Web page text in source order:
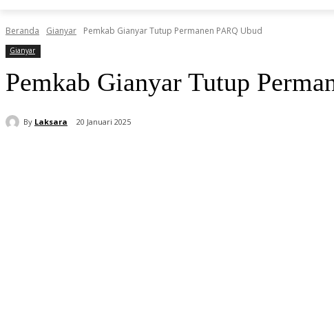
Beranda Gianyar Pemkab Gianyar Tutup Permanen PARQ Ubud
Gianyar
Pemkab Gianyar Tutup
By Laksara 20 Januari 2025